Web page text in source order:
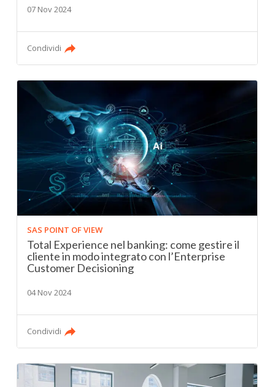
07 Nov 2024
Condividi
SAS POINT OF VIEW
Total Experience nel banking: come gestire il
cliente in modo integrato con l’Enterprise
Customer Decisioning
04 Nov 2024
Condividi